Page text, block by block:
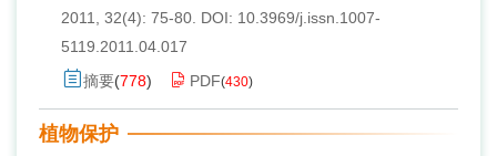
2011, 32(4): 75-80. DOI: 10.3969/j.issn.1007-
5119.2011.04.017
摘要(778) PDF(430)
植物保护